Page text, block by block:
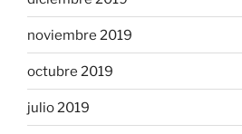
noviembre 2019
octubre 2019
julio 2019